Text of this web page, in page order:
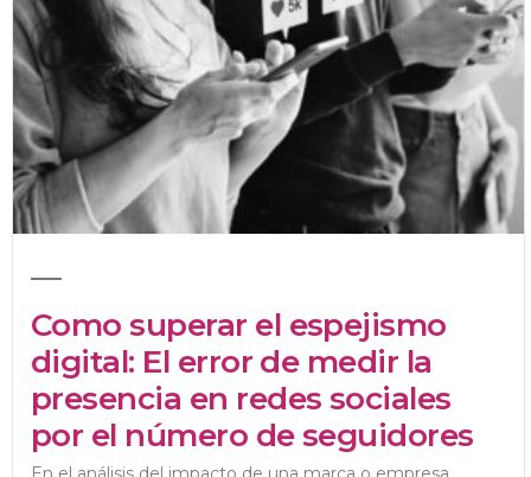
Como superar el espejismo
digital: El error de medir la
presencia en redes sociales
por el número de seguidores